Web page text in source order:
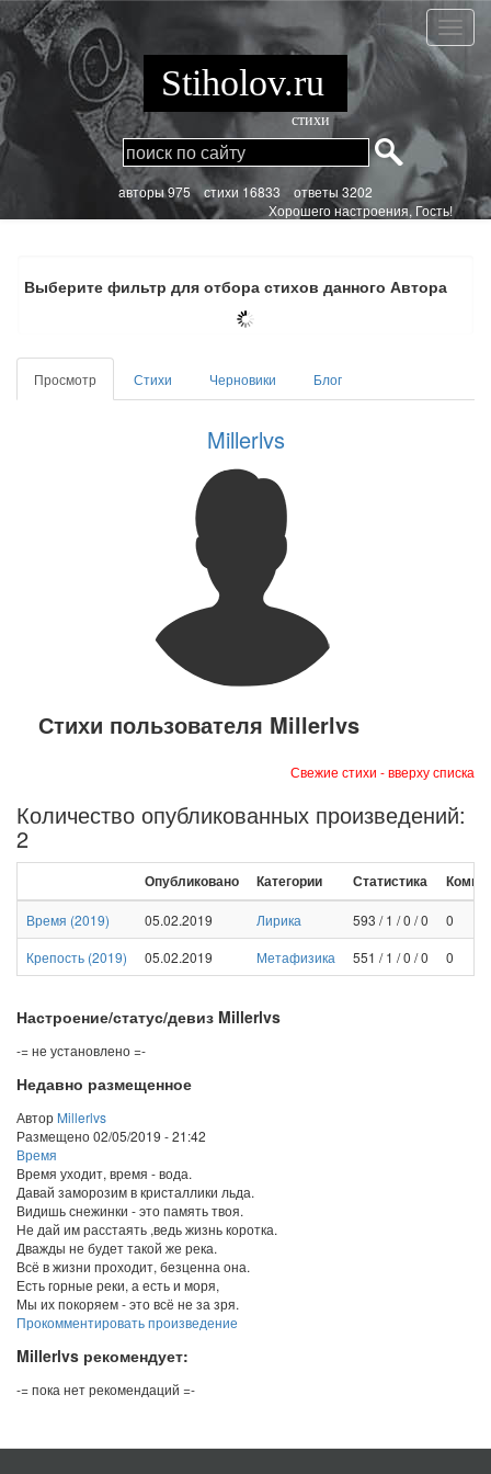
Перейти
к
основному
содержанию
Stiholov.ru
стихи
aвторы 975 стихи 16833 ответы 3202
Хорошего настроения, Гость!
Выберите фильтр для отбора стихов данного Автора
Главные
вкладки
Просмотр (активная
вкладка)
Стихи Черновики Блог
Millerlvs
Стихи пользователя Millerlvs
Свежие стихи - вверху списка
Количество опубликованных произведений:
2
Опубликовано Категории Статистика
Время (2019) 05.02.2019 Лирика 593 /1 /0 /0
0
Крепость (2019) 05.02.2019 Метафизика 551 /1 /0 /0 0
Настроение/статус/девиз Millerlvs
-= не установлено =-
Недавно размещенное
Автор Millerlvs
Размещено02/05/2019 - 21:42
Время
Время уходит, время - вода.
Давай заморозим в кристаллики льда.
Видишь снежинки - это память твоя.
Не дай им расстаять ,ведь жизнь коротка.
Дважды не будет такой же река.
Всё в жизни проходит, безценна она.
Есть горные реки, а есть и моря,
Мы их покоряем - это всё не за зря.
Прокомментировать произведение
Millerlvs рекомендует:
-= пока нет рекомендаций =-